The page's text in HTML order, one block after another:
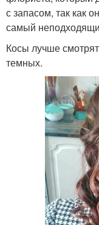
с запасом, так как
самый
Косы лучше
темных.